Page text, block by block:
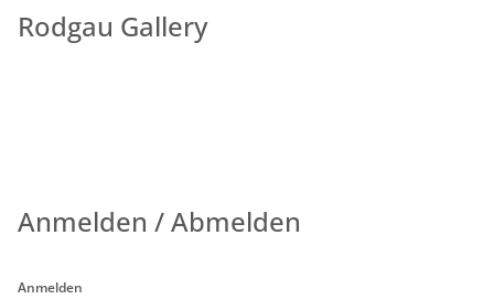
Rodgau Gallery
Anmelden / Abmelden
Anmelden